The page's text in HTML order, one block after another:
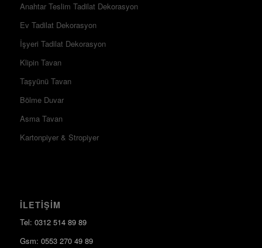
Anahtar Teslim Tadilat Dekorasyon
Ev Tadilat Dekorasyon
İşyeri Tadilat Dekorasyon
Klipin Tavan
Taşyünü Tavan
Bölme Duvar
Asma Tavan
Kartonpiyer & Stropiyer
İLETIŞIM
Tel: 0312 514 89 89
Gsm: 0553 270 49 89